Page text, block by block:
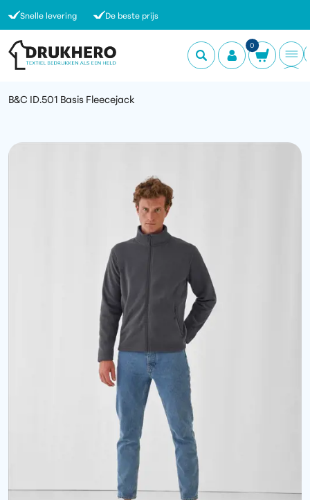
Snelle levering De beste prijs
0
B&C ID.501 Basis Fleecejack